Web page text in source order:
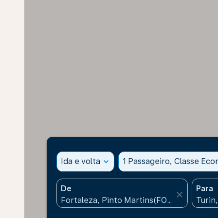
Ida e volta expand_more 1 Passageiro, Classe
De
close
Para